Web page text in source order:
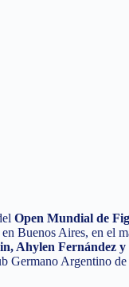
Open Mundial de
Buenos Aires, en el
Ahylen Fernández
Germano Argentino